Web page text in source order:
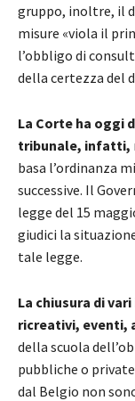
gruppo, inoltre, il
misure «viola il
l’obbligo di
della certezza del
La Corte ha oggi
tribunale, infatti,
basa l’ordinanza
successive. Il
legge del 15
giudici la
tale legge.
La chiusura di
ricreativi, eventi,
della scuola
pubbliche o
dal Belgio non